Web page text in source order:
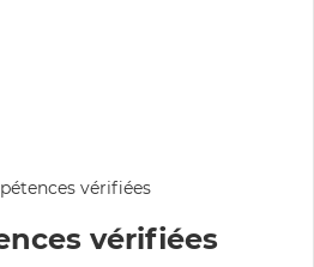
vérifiées